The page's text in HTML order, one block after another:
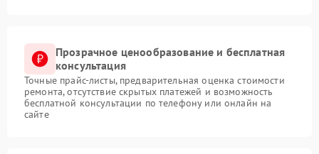
Прозрачное ценообразование и бесплатная
консультация
Точные прайс-листы, предварительная оценка стоимости
ремонта, отсутствие скрытых платежей и возможность
бесплатной консультации по телефону или онлайн на
сайте